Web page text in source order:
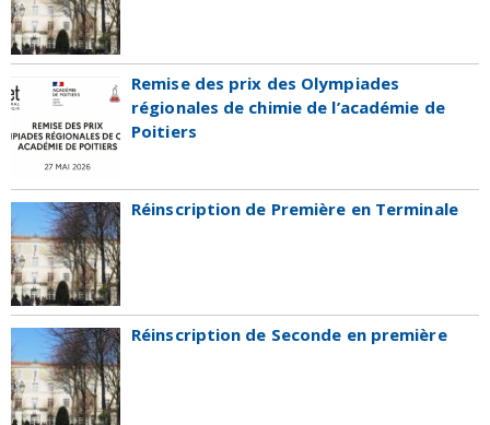
Remise des prix des Olympiades
régionales de chimie de l’académie de
Poitiers
Réinscription de Première en Terminale
Réinscription de Seconde en première